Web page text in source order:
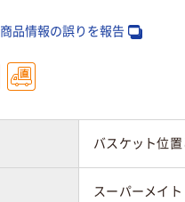
商品情報の誤りを報告
バスケット位
スーパーメイト